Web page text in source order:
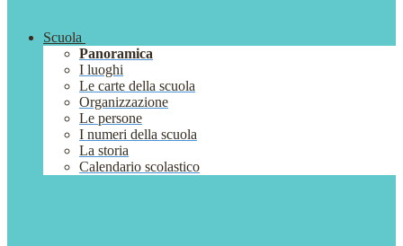
Scuola
Panoramica
I luoghi
Le carte della scuola
Organizzazione
Le persone
I numeri della scuola
La storia
Calendario scolastico